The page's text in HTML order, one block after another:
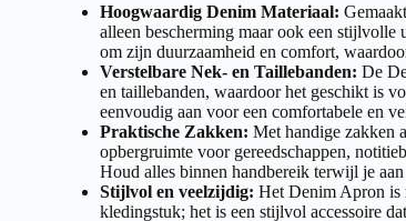
Hoogwaardig Denim Materiaal:
alleen bescherming maar ook een stijlvolle
om zijn duurzaamheid en comfort,
Verstelbare Nek- en Taillebanden: De
en taillebanden, waardoor het geschikt is
eenvoudig aan voor een comfortabele en
Praktische Zakken: Met handige zakken
opbergruimte voor gereedschappen,
Houd alles binnen handbereik terwijl je
Stijlvol en veelzijdig: Het Denim Apron is
kledingstuk; het is een stijlvol accessoire